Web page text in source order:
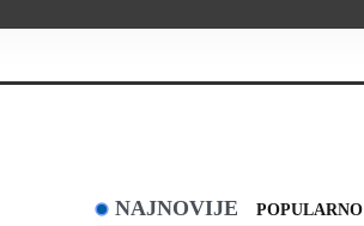
NAJNOVIJE POPULARNO